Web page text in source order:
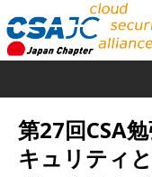
第27回CSA
キュリティ